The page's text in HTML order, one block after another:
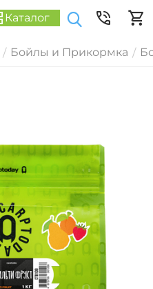
Каталог
/ Бойлы и Прикормка /